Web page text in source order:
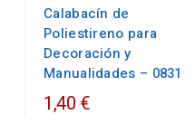
Calabacín de
Poliestireno para
Decoración y
Manualidades – 0831
1,40 €